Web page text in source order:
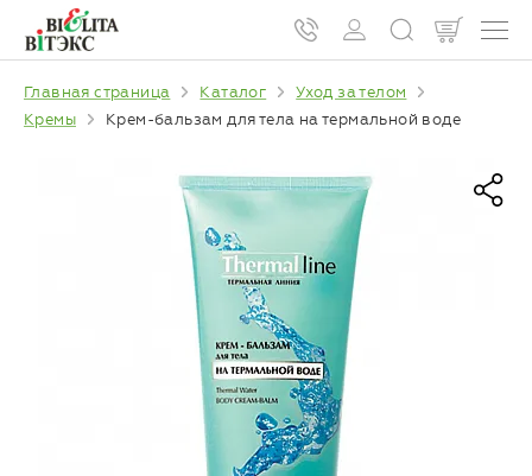
Главная страница Каталог
Уход за телом
Кремы
Крем-бальзам для тела на термальной воде